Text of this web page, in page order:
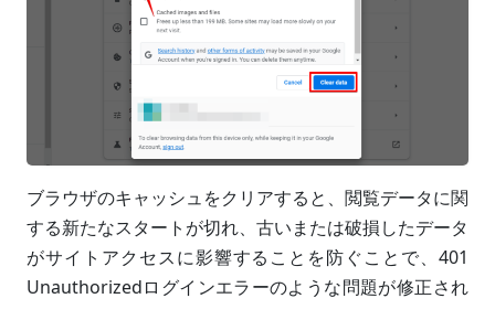
ブラウザのキャッシュをクリアすると、閲覧データに関
する新たなスタートが切れ、古いまたは破損したデータ
がサイトアクセスに影響することを防ぐことで、401
Unauthorizedログインエラーのような問題が修正され